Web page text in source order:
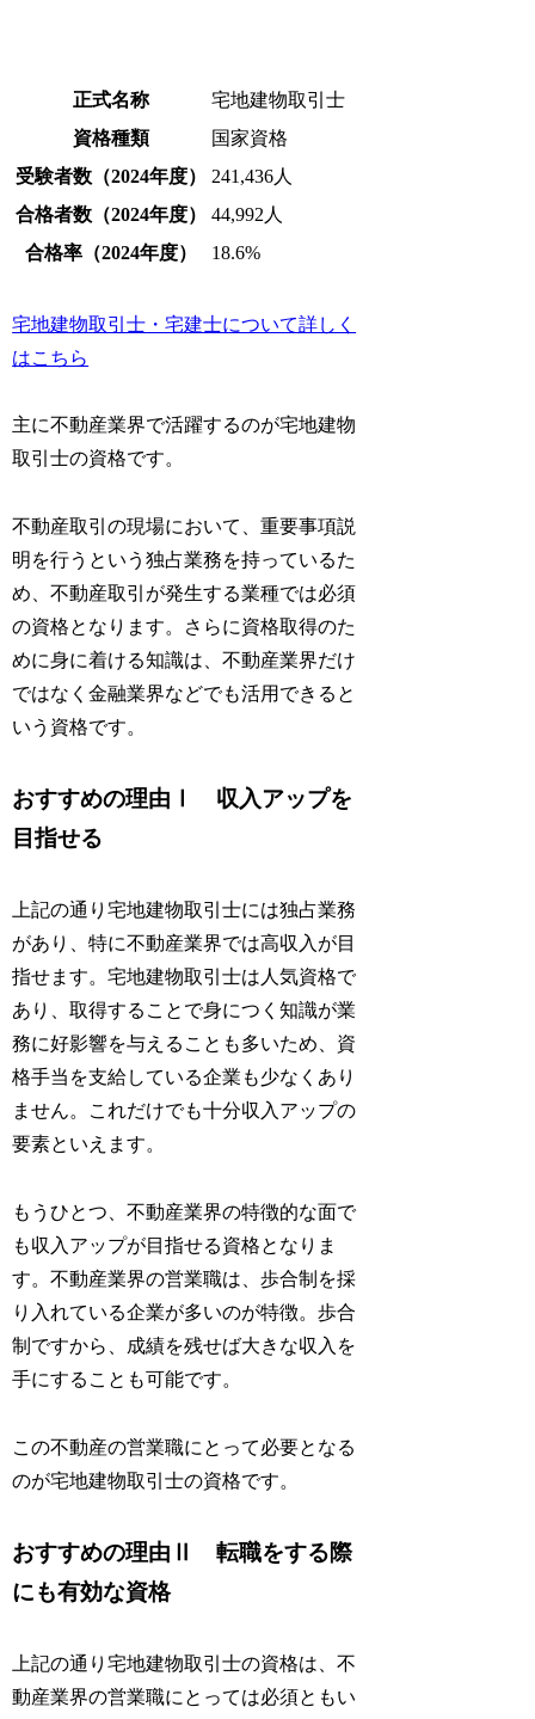
正式名称
宅地建物取引士
資格種類
国家資格
受験者数（2024年度）
241,436人
合格者数（2024年度）
44,992人
合格率（2024年度）
18.6%
宅地建物取引士・宅建士について詳しく
はこちら
主に不動産業界で活躍するのが宅地建物
取引士の資格です。
不動産取引の現場において、重要事項説
明を行うという独占業務を持っているた
め、不動産取引が発生する業種では必須
の資格となります。さらに資格取得のた
めに身に着ける知識は、不動産業界だけ
ではなく金融業界などでも活用できると
いう資格です。
おすすめの理由Ⅰ 収入アップを
目指せる
上記の通り宅地建物取引士には独占業務
があり、特に不動産業界では高収入が目
指せます。宅地建物取引士は人気資格で
あり、取得することで身につく知識が業
務に好影響を与えることも多いため、資
格手当を支給している企業も少なくあり
ません。これだけでも十分収入アップの
要素といえます。
もうひとつ、不動産業界の特徴的な面で
も収入アップが目指せる資格となりま
す。不動産業界の営業職は、歩合制を採
り入れている企業が多いのが特徴。歩合
制ですから、成績を残せば大きな収入を
手にすることも可能です。
この不動産の営業職にとって必要となる
のが宅地建物取引士の資格です。
おすすめの理由Ⅱ 転職をする際
にも有効な資格
上記の通り宅地建物取引士の資格は、不
動産業界の営業職にとっては必須ともい